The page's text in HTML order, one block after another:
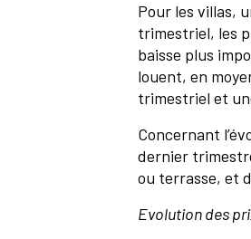
Pour les villas,
trimestriel, les
baisse plus
louent, en
trimestriel et
Concernant
dernier
ou terrasse, et
Evolution des